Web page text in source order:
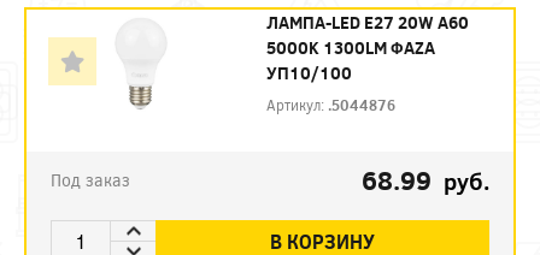
ЛАМПА-LED E27 20W A60
5000K 1300LM ФАZА
УП10/100
Артикул: .5044876
Под заказ 68.99 руб.
В КОРЗИНУ